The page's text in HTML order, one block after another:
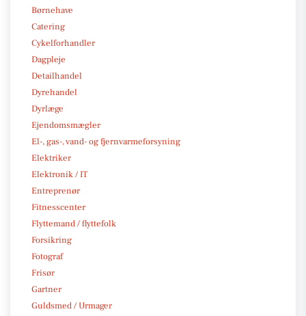
Børnehave
Catering
Cykelforhandler
Dagpleje
Detailhandel
Dyrehandel
Dyrlæge
Ejendomsmægler
El-, gas-, vand- og fjernvarmeforsyning
Elektriker
Elektronik / IT
Entreprenør
Fitnesscenter
Flyttemand / flyttefolk
Forsikring
Fotograf
Frisør
Gartner
Guldsmed / Urmager